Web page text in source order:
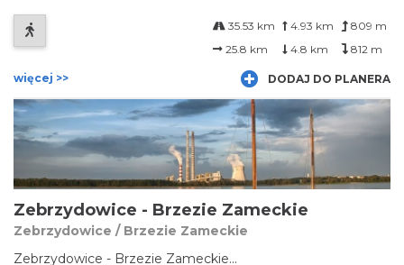
35.53 km 4.93 km
809 m
25.8 km
4.8 km 812 m
więcej >> DODAJ DO PLANERA
Zebrzydowice - Brzezie Zameckie
Zebrzydowice / Brzezie Zameckie
Zebrzydowice - Brzezie Zameckie...